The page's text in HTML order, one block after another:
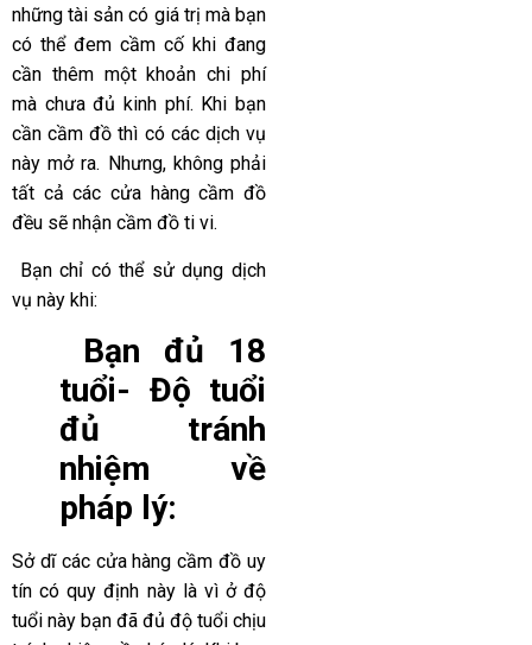
những tài sản có giá trị mà bạn
có thể đem cầm cố khi đang
cần thêm một khoản chi phí
mà chưa đủ kinh phí. Khi bạn
cần cầm đồ thì có các dịch vụ
này mở ra. Nhưng, không phải
tất cả các cửa hàng cầm đồ
đều sẽ nhận cầm đồ ti vi.
Bạn chỉ có thể sử dụng dịch
vụ này khi:
Bạn đủ 18
tuổi- Độ tuổi
đủ tránh
nhiệm về
pháp lý:
Sở dĩ các cửa hàng cầm đồ uy
tín có quy định này là vì ở độ
tuổi này bạn đã đủ độ tuổi chịu